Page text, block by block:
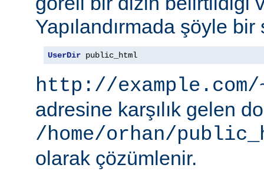
Yapılandırmada şöyle bir
UserDir public_html
http://example.com/
adresine karşılık gelen
/home/orhan/
olarak çözümlenir.